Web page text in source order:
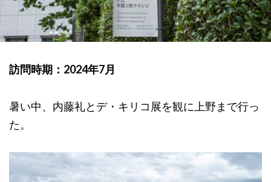
訪問時期：2024年7月
暑い中、内藤礼とデ・キリコ展を観に上野まで行っ
た。